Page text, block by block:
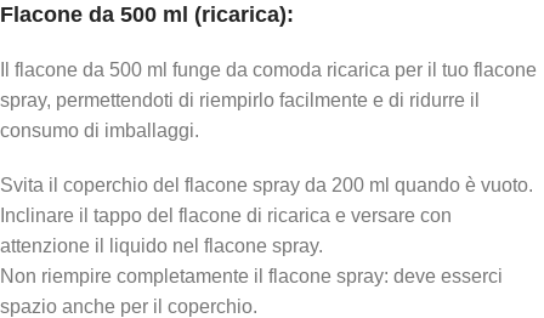
Flacone da 500 ml (ricarica):
Il flacone da 500 ml funge da comoda ricarica per il tuo flacone
spray, permettendoti di riempirlo facilmente e di ridurre il
consumo di imballaggi.
Svita il coperchio del flacone spray da 200 ml quando è vuoto.
Inclinare il tappo del flacone di ricarica e versare con
attenzione il liquido nel flacone spray.
Non riempire completamente il flacone spray: deve esserci
spazio anche per il coperchio.